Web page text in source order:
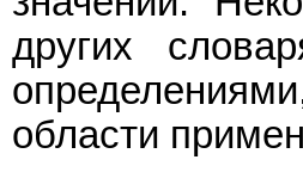
других
области